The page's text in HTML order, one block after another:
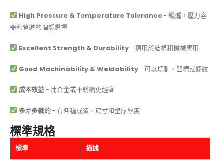
High Pressure & Temperature Tolerance- 鍋爐，壓力容
器和管道的理想選擇
Excellent Strength & Durability- 適用於結構和機械應用
Good Machinability & Weldability- 可以切割，凹槽或螺紋
成本效益- 比合金或不銹鋼更經濟
多才多藝的- 有各種成績，尺寸和壁厚厚度
標準規格
標準 描述